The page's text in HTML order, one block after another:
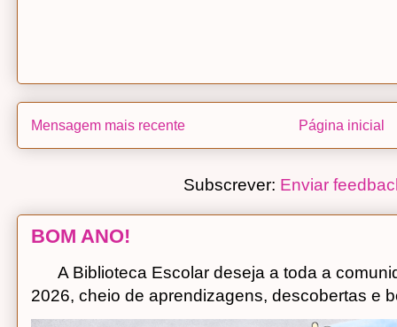
Mensagem mais recente Página inicial
Subscrever: Enviar
BOM ANO!
A Biblioteca Escolar deseja a toda a
2026, cheio de aprendizagens, descobertas e